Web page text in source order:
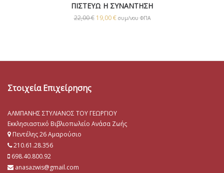
ΠΙΣΤΕΥΩ Η ΣΥΝΑΝΤΗΣΗ
22,00€ 19,00€ συμ/νου ΦΠΑ
Στοιχεία Επιχείρησης
ΑΛΜΠΑΝΗΣ ΣΤΥΛΙΑΝΟΣ ΤΟΥ ΓΕΩΡΓΙΟΥ
Εκκλησιαστικό Βιβλιοπωλείο Ανάσα Ζωής
Πεντέλης 26 Αμαρούσιο
210.61.28.356
698.40.800.92
anasazwis@gmail.com